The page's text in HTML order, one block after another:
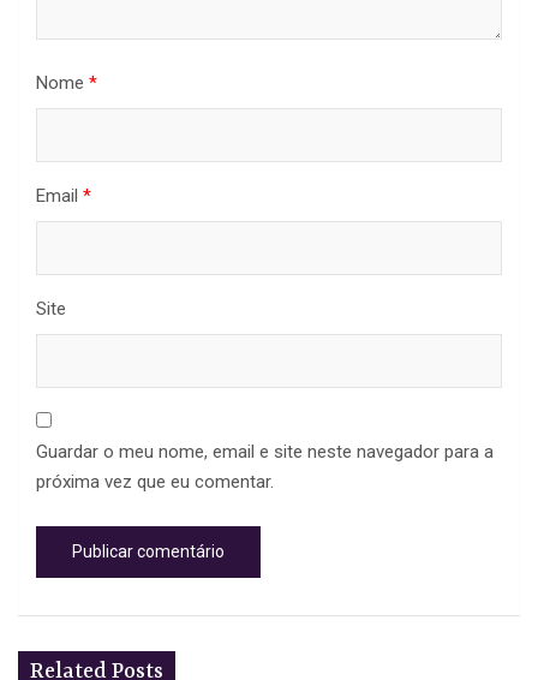
Nome *
Email *
Site
Guardar o meu nome, email e site neste navegador para a
próxima vez que eu comentar.
Related Posts